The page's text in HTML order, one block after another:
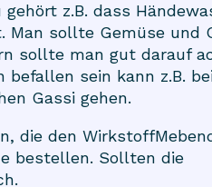
z.B. dass
Man sollte Gemüse und
sollte man gut darauf
sein kann z.B.
Gassi gehen.
die den Wirkstoff
bestellen. Sollten die